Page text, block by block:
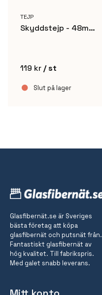
TEJP
Skyddstejp - 48mm x 50m
119 kr / st
Slut på lager
Glasfibernät.se är Sveriges
bästa företag att köpa
glasfibernät och putsnät från.
Fantastiskt glasfibernät av
hög kvalitet. Till fabrikspris.
Med galet snabb leverans.